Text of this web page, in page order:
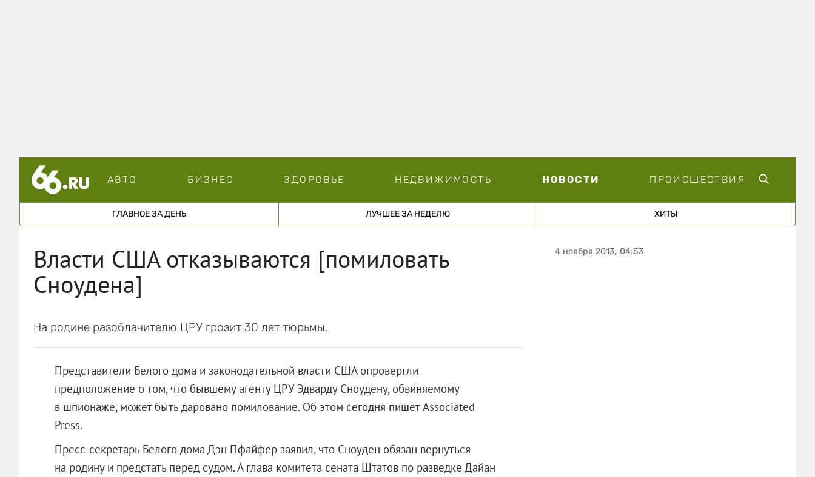
АВТО БИЗНЕС ЗДОРОВЬЕ НЕДВИЖИМОСТЬ НОВОСТИ ПРОИСШЕСТВИЯ
ГЛАВНОЕ ЗА ДЕНЬ ЛУЧШЕЕ ЗА НЕДЕЛЮ ХИТЫ
Власти США отказываются [помиловать
Сноудена]
На родине разоблачителю ЦРУ грозит 30 лет тюрьмы.
Представители Белого дома и законодательной власти США опровергли
предположение о том, что бывшему агенту ЦРУ Эдварду Сноудену, обвиняемому
в шпионаже, может быть даровано помилование. Об этом сегодня пишет Associated
Press.
Пресс-секретарь Белого дома Дэн Пфайфер заявил, что Сноуден обязан вернуться
на родину и предстать перед судом. А глава комитета сената Штатов по разведке Дайан
4 ноября 2013, 04:53